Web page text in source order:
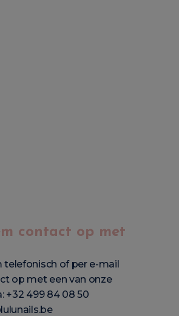
contact op met
telefonisch of per e-mail
op met een van onze
+32 499 84 08 50